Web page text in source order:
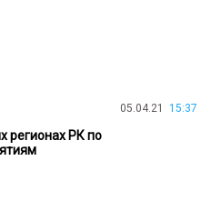
05.04.21 15:37
регионах РК по